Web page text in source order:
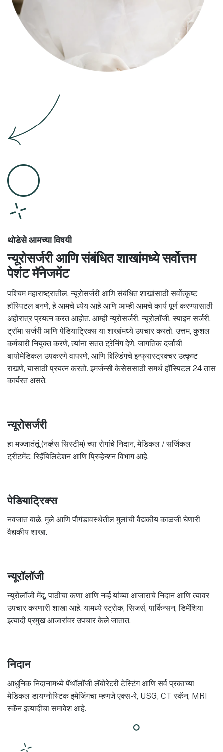
थोडेसे आमच्या विषयी
न्यूरोसर्जरी आणि संबंधित शाखांमध्ये सर्वोत्तम
पेशंट मॅनेजमेंट
पश्चिम महाराष्ट्रातील, न्यूरोसर्जरी आणि संबंधित शाखांसाठी सर्वोत्कृष्ट
हॉस्पिटल बनणे, हे आमचे ध्येय आहे आणि आम्ही आमचे कार्य पूर्ण करण्यासाठी
अहोरात्र प्रयत्न करत आहोत. आम्ही न्यूरोसर्जरी, न्यूरोलॉजी, स्पाइन सर्जरी,
ट्रॉमा सर्जरी आणि पेडियाट्रिक्स या शाखांमध्ये उपचार करतो. उत्तम, कुशल
कर्मचारी नियुक्त करणे, त्यांना सतत ट्रेनिंग देणे, जागतिक दर्जाची
बायोमेडिकल उपकरणे वापरणे, आणि बिल्डिंगचे इन्फ्रास्ट्रक्चर उत्कृष्ट
राखणे, यासाठी प्रयत्न करतो. इमर्जन्सी केसेससाठी समर्थ हॉस्पिटल 24 तास
कार्यरत असते.
न्यूरोसर्जरी
हा मज्जातंतूं (नर्व्हस सिस्टीम) च्या रोगांचे निदान, मेडिकल / सर्जिकल
ट्रीटमेंट, रिहॅबिलिटेशन आणि प्रिव्हेन्शन विभाग आहे.
पेडियाट्रिक्स
नवजात बाळे, मुले आणि पौगंडावस्थेतील मुलांची वैद्यकीय काळजी घेणारी
वैद्यकीय शाखा.
न्यूरॉलॉजी
न्यूरोलॉजी मेंदू, पाठीचा कणा आणि नर्व्ह यांच्या आजाराचे निदान आणि त्यावर
उपचार करणारी शाखा आहे. यामध्ये स्ट्रोक, सिजर्स, पार्किन्सन, डिमेंशिया
इत्यादी प्रमुख आजारांवर उपचार केले जातात.
निदान
आधुनिक निदानामध्ये पॅथॉलॉजी लॅबोरेटरी टेस्टिंग आणि सर्व प्रकाच्या
मेडिकल डायग्नोस्टिक इमेजिंगचा म्हणजे एक्स-रे, USG, CT स्कॅन, MRI
स्कॅन इत्यादींचा समावेश आहे.